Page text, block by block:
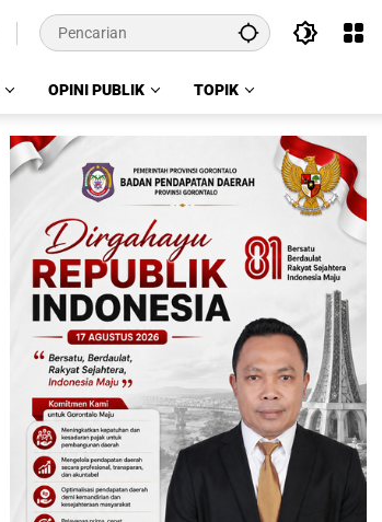
OPINI PUBLIK TOPIK